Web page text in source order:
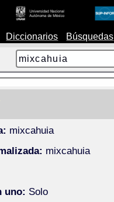
Diccionarios Búsquedas
mixcahuia
mixcahuia
uno: Solo